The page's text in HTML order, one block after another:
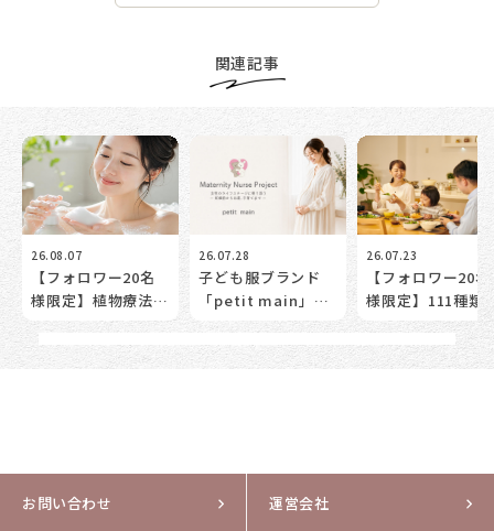
関連記事
26.08.07
【フォロワー20名
様限定】植物療法
士・森田敦子先生監
修「アンティーム
ウォッシュ」で”洗
26.07.28
子ども服ブランド
「petit main」
が”ママとベビーの
トータルケアサポー
ト”を始動！妊娠前
26.07.23
【フォロワー20名
様限定】111種類
植物発酵エキスを
験！更年期世代の
めの「腸活体験モ
お問い合わせ 運営会社